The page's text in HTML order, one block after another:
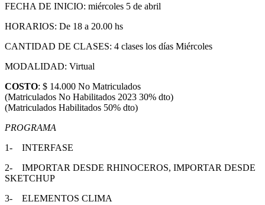
FECHA DE INICIO: miércoles 5 de abril
HORARIOS: De 18 a 20.00 hs
CANTIDAD DE CLASES: 4 clases los días Miércoles
MODALIDAD: Virtual
COSTO: $ 14.000 No Matriculados
(Matriculados No Habilitados 2023 30% dto)
(Matriculados Habilitados 50% dto)
PROGRAMA
1- INTERFASE
2- IMPORTAR DESDE RHINOCEROS, IMPORTAR DESDE
SKETCHUP
3- ELEMENTOS CLIMA